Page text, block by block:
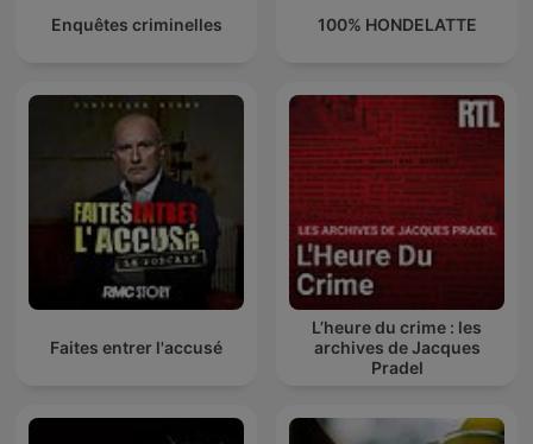
Enquêtes criminelles 100% HONDELATTE
Faites entrer l'accusé
L’heure du crime : les
archives de Jacques
Pradel